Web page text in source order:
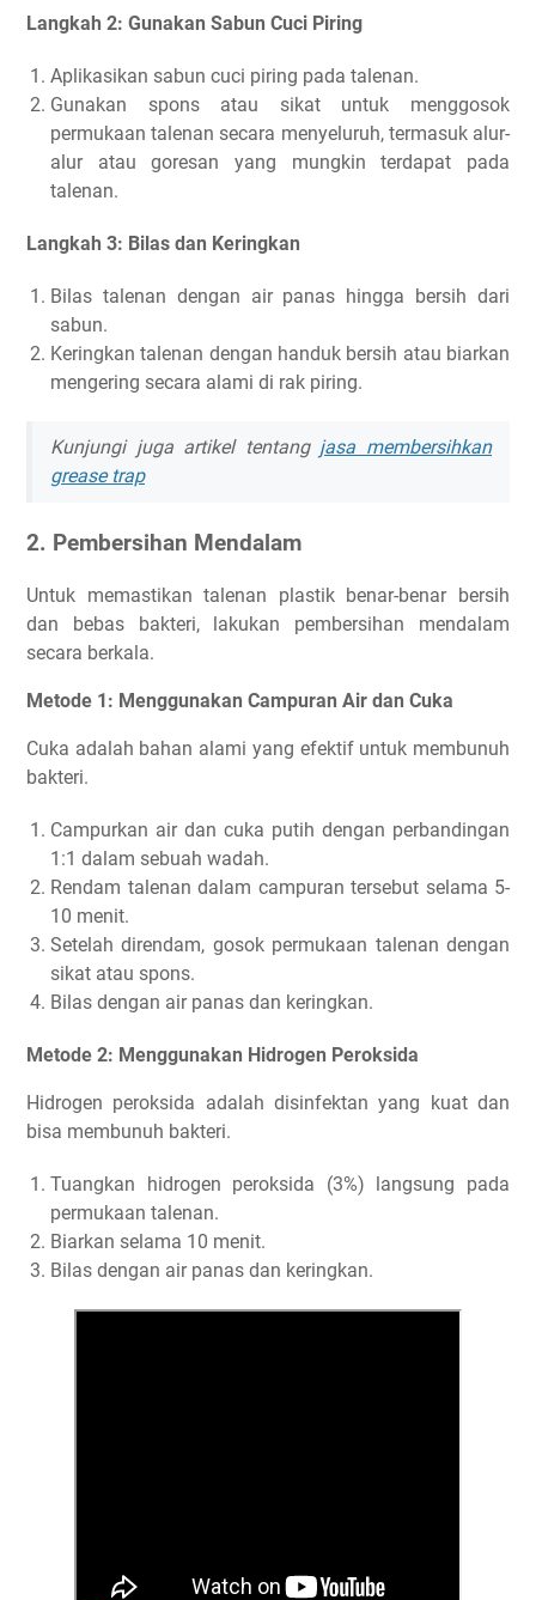
Langkah 2: Gunakan Sabun Cuci Piring
Aplikasikan sabun cuci piring pada talenan.
Gunakan spons atau sikat untuk menggosok
permukaan talenan secara menyeluruh, termasuk alur-
alur atau goresan yang mungkin terdapat pada
talenan.
Langkah 3: Bilas dan Keringkan
Bilas talenan dengan air panas hingga bersih dari
sabun.
Keringkan talenan dengan handuk bersih atau biarkan
mengering secara alami di rak piring.
Kunjungi juga artikel tentang jasa membersihkan
grease trap
2. Pembersihan Mendalam
Untuk memastikan talenan plastik benar-benar bersih
dan bebas bakteri, lakukan pembersihan mendalam
secara berkala.
Metode 1: Menggunakan Campuran Air dan Cuka
Cuka adalah bahan alami yang efektif untuk membunuh
bakteri.
Campurkan air dan cuka putih dengan perbandingan
1:1 dalam sebuah wadah.
Rendam talenan dalam campuran tersebut selama 5-
10 menit.
Setelah direndam, gosok permukaan talenan dengan
sikat atau spons.
Bilas dengan air panas dan keringkan.
Metode 2: Menggunakan Hidrogen Peroksida
Hidrogen peroksida adalah disinfektan yang kuat dan
bisa membunuh bakteri.
Tuangkan hidrogen peroksida (3%) langsung pada
permukaan talenan.
Biarkan selama 10 menit.
Bilas dengan air panas dan keringkan.